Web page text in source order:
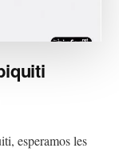
esperamos les